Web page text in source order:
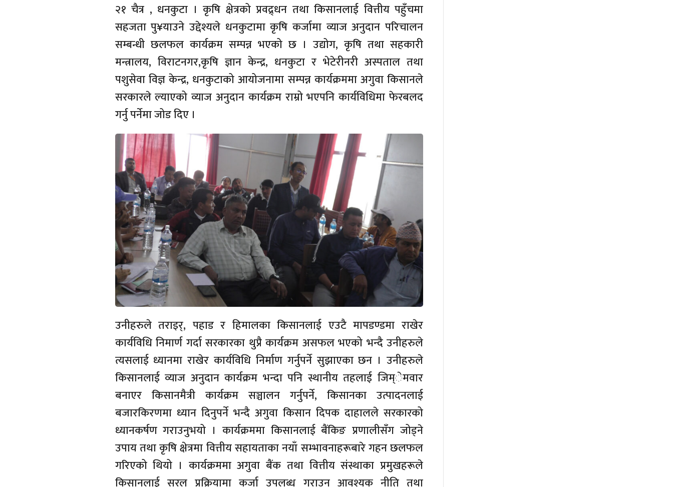
२१ चैत्र , धनकुटा । कृषि क्षेत्रको प्रवद्र्धन तथा किसानलाई वित्तीय पहुँचमा
सहजता पु¥याउने उद्देश्यले धनकुटामा कृषि कर्जामा व्याज अनुदान परिचालन
सम्बन्धी छलफल कार्यक्रम सम्पन्न भएको छ । उद्योग, कृषि तथा सहकारी
मन्त्रालय, विराटनगर,कृषि ज्ञान केन्द्र, धनकुटा र भेटेरीनरी अस्पताल तथा
पशुसेवा विज्ञ केन्द्र, धनकुटाको आयोजनामा सम्पन्न कार्यक्रममा अगुवा किसानले
सरकारले ल्याएको व्याज अनुदान कार्यक्रम राम्रो भएपनि कार्यविधिमा फेरबलद
गर्नु पर्नेमा जोड दिए ।
उनीहरुले तराइर्, पहाड र हिमालका किसानलाई एउटै मापडण्डमा राखेर
कार्यविधि निमार्ण गर्दा सरकारका थुप्रै कार्यक्रम असफल भएको भन्दै उनीहरुले
त्यसलाई ध्यानमा राखेर कार्यविधि निर्माण गर्नुपर्ने सुझाएका छन । उनीहरुले
किसानलाई व्याज अनुदान कार्यक्रम भन्दा पनि स्थानीय तहलाई जिम्ेमवार
बनाएर किसानमैत्री कार्यक्रम सञ्चालन गर्नुपर्ने, किसानका उत्पादनलाई
बजारकिरणमा ध्यान दिनुपर्ने भन्दै अगुवा किसान दिपक दाहालले सरकारको
ध्यानकर्षण गराउनुभयो । कार्यक्रममा किसानलाई बैंकिङ प्रणालीसँग जोड्ने
उपाय तथा कृषि क्षेत्रमा वित्तीय सहायताका नयाँ सम्भावनाहरूबारे गहन छलफल
गरिएको थियो । कार्यक्रममा अगुवा बैंक तथा वित्तीय संस्थाका प्रमुखहरूले